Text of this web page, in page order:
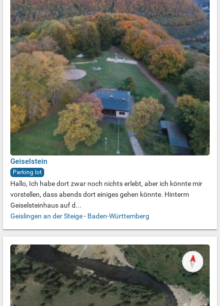
Geiselstein
Parking lot
Hallo, Ich habe dort zwar noch nichts erlebt, aber ich könnte mir
vorstellen, dass abends dort einiges gehen könnte. Hinterm
Geiselsteinhaus auf d...
Geislingen an der Steige- Baden-Württemberg